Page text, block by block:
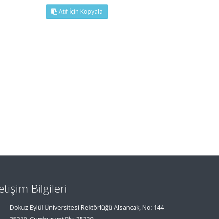
Atıf İçin Kopyala
Bilgileri
Dokuz Eylül Üniversitesi Rektörlüğü Alsancak, No: 144